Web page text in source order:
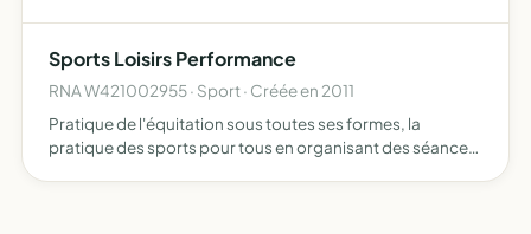
Sports Loisirs Performance
RNA W421002955 · Sport · Créée en 2011
Pratique de l'équitation sous toutes ses formes, la
pratique des sports pour tous en organisant des séances